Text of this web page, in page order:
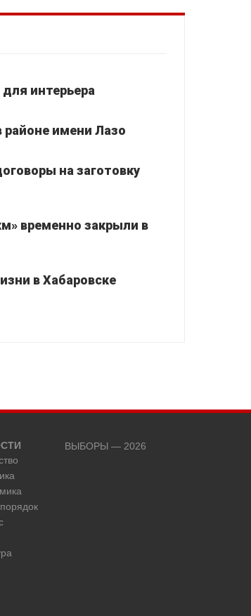
интерьера
районе имени Лазо
на заготовку
временно закрыли в
в Хабаровске
ВЫБОРЫ — 2026